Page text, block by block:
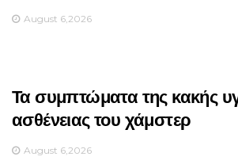
August 6,2026
Τα συμπτώματα της κακής
ασθένειας του χάμστερ
August 6,2026